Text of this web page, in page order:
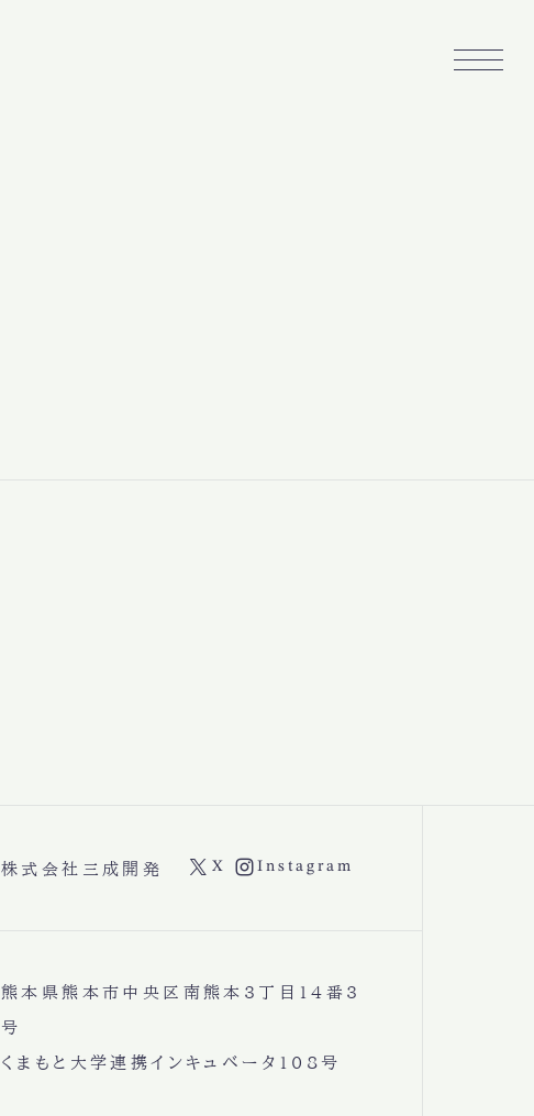
株式会社三成開発 X Instagram
熊本県熊本市中央区南熊本3丁目14番3
号
くまもと大学連携インキュベータ108号